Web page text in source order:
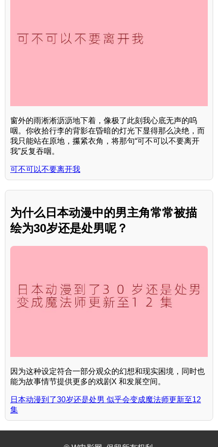
窗外的雨淅淅沥沥地下着，像极了此刻我心底无声的呜
咽。你收拾行李的背影在昏暗的灯光下显得那么决绝，而
我只能站在原地，攥紧衣角，将那句“可不可以不要离开
我”反复吞咽。
可不可以不要离开我
为什么日本动漫中的男主角常常被描
绘为30岁还是处男呢？
因为这种设定符合一部分观众的幻想和现实困境，同时也
能为故事情节提供更多的戏剧X 和发展空间。
日本动漫到了30岁还是处男 似乎会变成魔法师更新至12
集